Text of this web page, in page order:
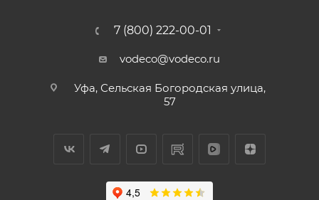
7 (800) 222-00-01
vodeco@vodeco.ru
Уфа, Сельская Богородская улица,
57